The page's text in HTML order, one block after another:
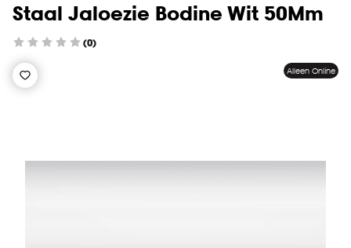
Staal Jaloezie Bodine Wit 50Mm
(0)
Alleen Online